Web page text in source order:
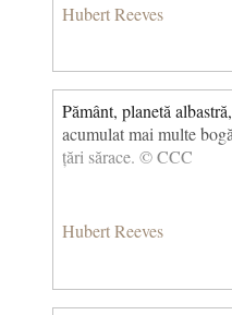
Hubert Reeves
Pământ, planetă
acumulat mai multe
țări sărace. © CCC
Hubert Reeves